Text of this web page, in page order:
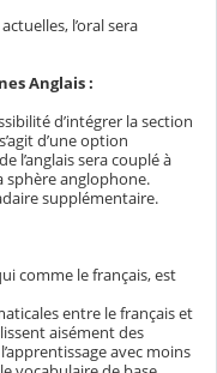
l’oral sera
Anglais :
d’intégrer la section
d’une option
l’anglais sera couplé à
sphère anglophone.
supplémentaire.
comme le français, est
entre le français et
aisément des
avec moins